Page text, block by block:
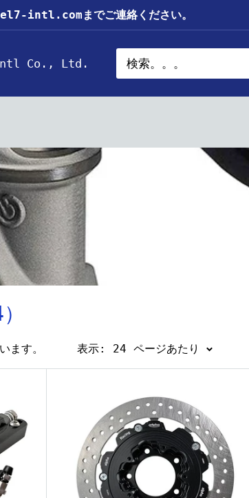
intl.comまでご連絡ください。
Co., Ltd.
す。 表示: 24 ページあたり